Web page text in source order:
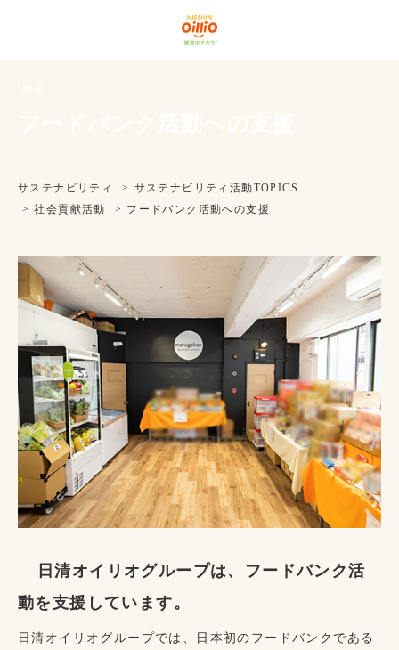
サステナビリティ
サステナビリティ活動TOPICS
社会貢献活動
フードバンク活動への支援
日清オイリオグループは、フードバンク活
動を支援しています。
日清オイリオグループでは、日本初のフードバンクである